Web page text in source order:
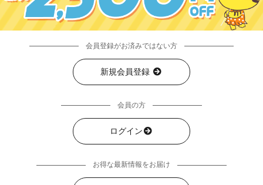
会員登録がお済みではない方
新規会員登録
会員の方
ログイン
お得な最新情報をお届け